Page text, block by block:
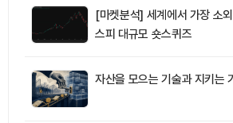
[마켓분석] 세계에서 가장 소
스피 대규모 숏스퀴즈
자산을 모으는 기술과 지키는